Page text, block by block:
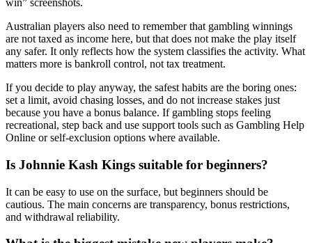
win” screenshots.
Australian players also need to remember that gambling winnings
are not taxed as income here, but that does not make the play itself
any safer. It only reflects how the system classifies the activity. What
matters more is bankroll control, not tax treatment.
If you decide to play anyway, the safest habits are the boring ones:
set a limit, avoid chasing losses, and do not increase stakes just
because you have a bonus balance. If gambling stops feeling
recreational, step back and use support tools such as Gambling Help
Online or self-exclusion options where available.
Is Johnnie Kash Kings suitable for beginners?
It can be easy to use on the surface, but beginners should be
cautious. The main concerns are transparency, bonus restrictions,
and withdrawal reliability.